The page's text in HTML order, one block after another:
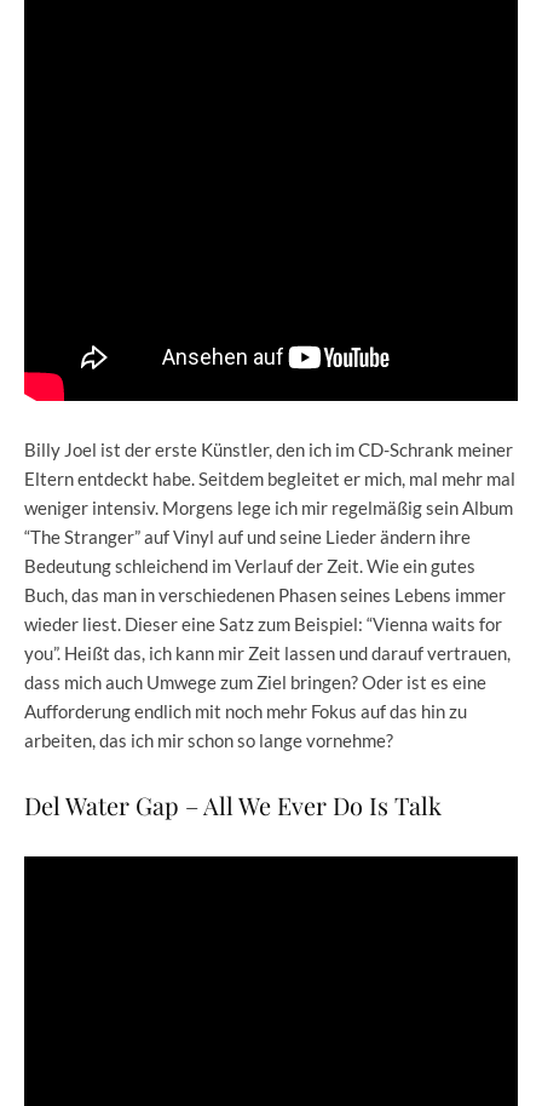
Billy Joel ist der erste Künstler, den ich im CD-Schrank meiner
Eltern entdeckt habe. Seitdem begleitet er mich, mal mehr mal
weniger intensiv. Morgens lege ich mir regelmäßig sein Album
“The Stranger” auf Vinyl auf und seine Lieder ändern ihre
Bedeutung schleichend im Verlauf der Zeit. Wie ein gutes
Buch, das man in verschiedenen Phasen seines Lebens immer
wieder liest. Dieser eine Satz zum Beispiel: “Vienna waits for
you”. Heißt das, ich kann mir Zeit lassen und darauf vertrauen,
dass mich auch Umwege zum Ziel bringen? Oder ist es eine
Aufforderung endlich mit noch mehr Fokus auf das hin zu
arbeiten, das ich mir schon so lange vornehme?
Del Water Gap – All We Ever Do Is Talk